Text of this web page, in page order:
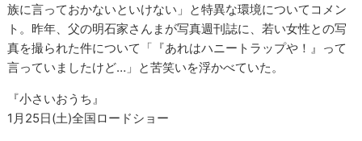
族に言っておかないといけない」と特異な環境についてコメン
ト。昨年、父の明石家さんまが写真週刊誌に、若い女性との写
真を撮られた件について「『あれはハニートラップや！』って
言っていましたけど…」と苦笑いを浮かべていた。
『小さいおうち』
1月25日(土)全国ロードショー